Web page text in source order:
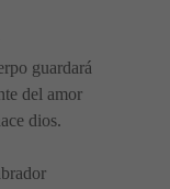
guardará
del amor
dios.